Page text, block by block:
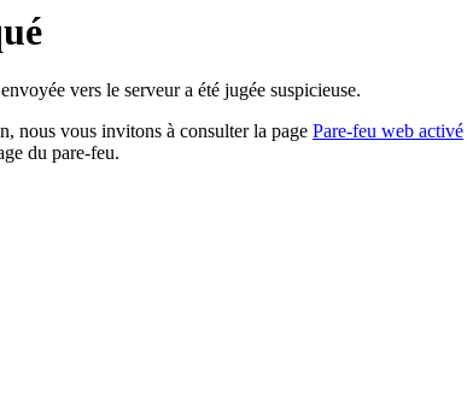
vers le serveur a été jugée suspicieuse.
nous vous invitons à consulter la page Pare-feu web activé
du pare-feu.